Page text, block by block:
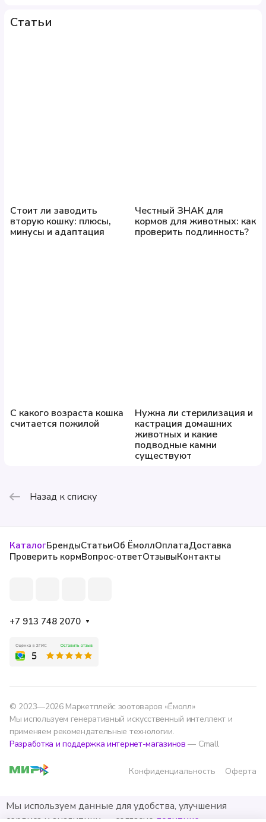
Статьи
Стоит ли заводить
вторую кошку: плюсы,
минусы и адаптация
Честный ЗНАК для
кормов для животных: как
проверить подлинность?
С какого возраста кошка
считается пожилой
Нужна ли стерилизация и
кастрация домашних
животных и какие
подводные камни
существуют
Назад к списку
КаталогБрендыСтатьиОб ЁмоллОплатаДоставка
Проверить кормВопрос-ответОтзывыКонтакты
+7 913 748 2070
© 2023—2026 Маркетплейс зоотоваров «Ёмолл»
Мы используем генеративный искусственный интеллект и
применяем рекомендательные технологии.
Разработка и поддержка интернет-магазинов — Cmall
Конфиденциальность Оферта
Мы используем данные для удобства, улучшения